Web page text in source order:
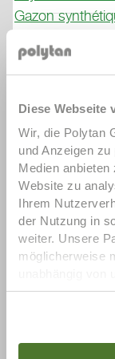
Diese Webseite
Wir, die Polytan
und Anzeigen
Medien
Website zu
Ihrem
der Nutzung in
weiter. Unsere
möglicherweise
gesammelt
benötigen wir
auf „OK“
(Art. 6 Abs. 1 a)
Gazon
temps variable
Longue
Protection
permanente
Recyclabilité
démonté
vigueur